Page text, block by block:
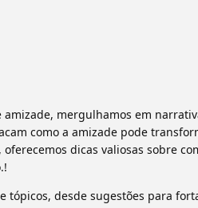
mergulhamos em
como a amizade pode
dicas valiosas sobre
tópicos, desde sugestões para